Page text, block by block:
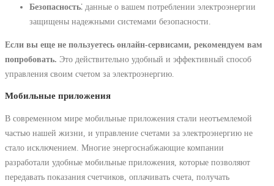
Безопасность⁚ данные о вашем потреблении электроэнергии
защищены надежными системами безопасности.
Если вы еще не пользуетесь онлайн-сервисами, рекомендуем вам
попробовать. Это действительно удобный и эффективный способ
управления своим счетом за электроэнергию.
Мобильные приложения
В современном мире мобильные приложения стали неотъемлемой
частью нашей жизни, и управление счетами за электроэнергию не
стало исключением. Многие энергоснабжающие компании
разработали удобные мобильные приложения, которые позволяют
передавать показания счетчиков, оплачивать счета, получать